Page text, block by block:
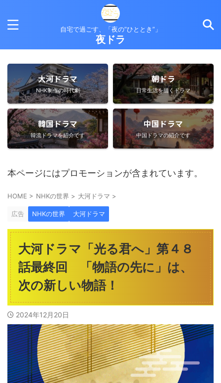
自宅で過ごす、「夜の”ひととき”」
夜ドラ
大河ドラマ
NHK制作の時代劇
朝ドラ
日常生活を描くドラマ
韓国ドラマ
韓流ドラマを紹介です
中国ドラマ
中国ドラマの紹介です
本ページにはプロモーションが含まれています。
HOME > NHKの世界 > 大河ドラマ >
広告 NHKの世界 大河ドラマ
大河ドラマ「光る君へ」第４８
話最終回 「物語の先に」は、
次の新しい物語！
2024年12月20日